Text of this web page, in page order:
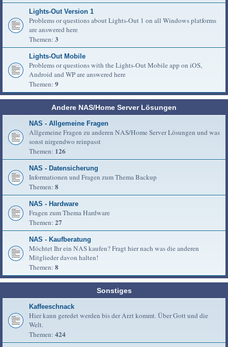
Lights-Out Version 1
Problems or questions about Lights-Out 1 on all Windows platforms
are answered here
Themen: 3
Lights-Out Mobile
Problems or questions with the Lights-Out Mobile app on iOS,
Android and WP are answered here
Themen: 9
Andere NAS/Home Server Lösungen
NAS - Allgemeine Fragen
Allgemeine Fragen zu anderen NAS/Home Server Lösungen und was
sonst nirgendwo reinpasst
Themen: 126
NAS - Datensicherung
Informationen und Fragen zum Thema Backup
Themen: 8
NAS - Hardware
Fragen zum Thema Hardware
Themen: 27
NAS - Kaufberatung
Möchtet Ihr ein NAS kaufen? Fragt hier nach was die anderen
Mitglieder davon halten!
Themen: 8
Sonstiges
Kaffeeschnack
Hier kann geredet werden bis der Arzt kommt. Über Gott und die
Welt.
Themen: 424